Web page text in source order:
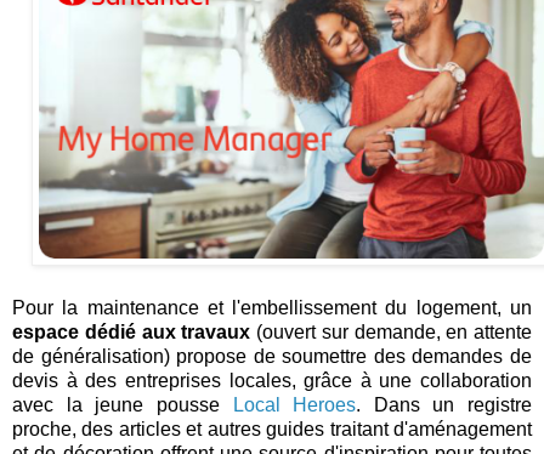
Pour la maintenance et l'embellissement du logement, un
espace dédié aux travaux (ouvert sur demande, en attente
de généralisation) propose de soumettre des demandes de
devis à des entreprises locales, grâce à une collaboration
avec la jeune pousse
Local Heroes. Dans un registre
proche, des articles et autres guides traitant d'aménagement